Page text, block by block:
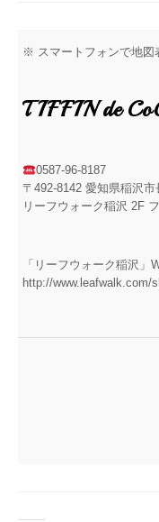
※ スマートフォンで地図
TIFFIN de
0587-96-8187
〒492-8142 愛知県稲沢市
リーフウォーク稲沢 2F
「リーフウォーク稲沢」
http://www.leafwalk.com/